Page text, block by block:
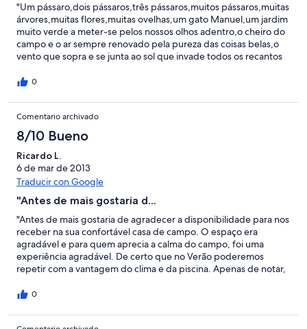
"Um pássaro,dois pássaros,três pássaros,muitos pássaros,muitas
árvores,muitas flores,muitas ovelhas,um gato Manuel,um jardim
muito verde a meter-se pelos nossos olhos adentro,o cheiro do
campo e o ar sempre renovado pela pureza das coisas belas,o
vento que sopra e se junta ao sol que invade todos os recantos
de uma natureza que não se preocupa se amanhã será outro
felizes e estar ao nosso lado,para que a alegria de viver a
"Herdade da Raposinha" seja uma lembrança que perdure nos
nossos sentidos,e nos faça dizer,como dizia o poeta Agostinho
Neto ;" Á nossa terra havemos de voltar" . Esta não é a minha
terra, é apenas um lugar no meu coração,por isso havemos de
voltar."
0
Comentario archivado
8/10 Bueno
Ricardo L.
6 de mar de 2013
Traducir con Google
"Antes de mais gostaria d...
"Antes de mais gostaria de agradecer a disponibilidade para nos
receber na sua confortável casa de campo. O espaço era
agradável e para quem aprecia a calma do campo, foi uma
experiência agradável. De certo que no Verão poderemos
repetir com a vantagem do clima e da piscina. Apenas de notar,
íntegras."
0